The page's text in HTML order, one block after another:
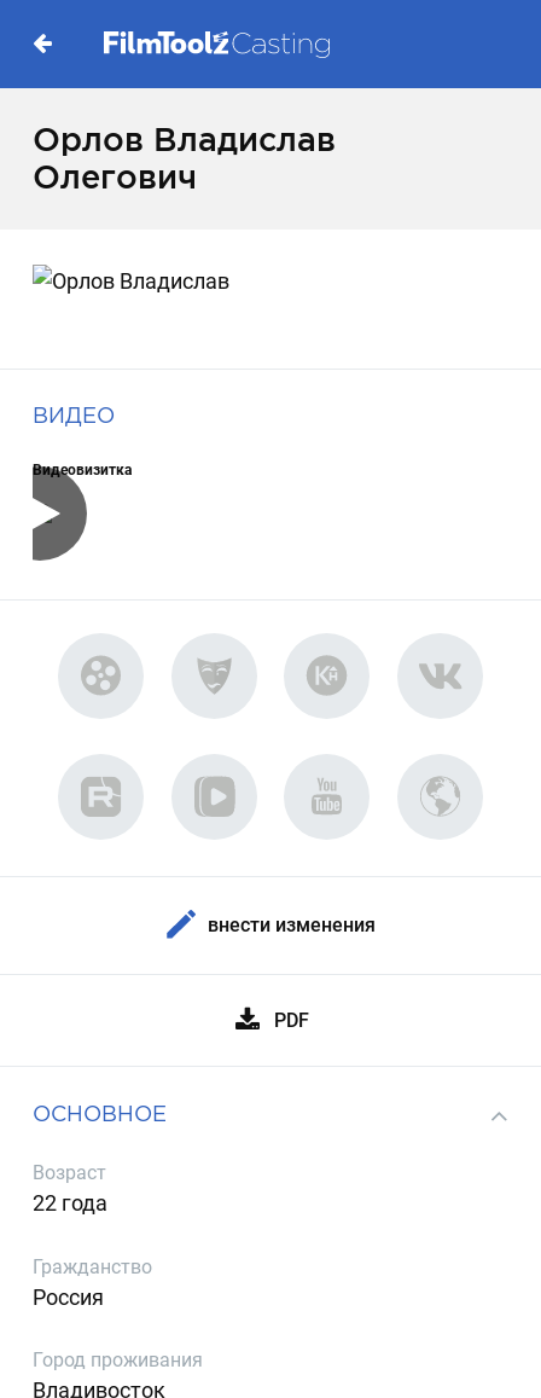
Орлов Владислав
Олегович
ВИДЕО
Видеовизитка
внести изменения
PDF
ОСНОВНОЕ
Возраст
22 года
Гражданство
Россия
Город проживания
Владивосток